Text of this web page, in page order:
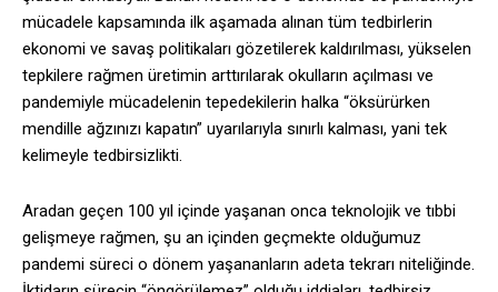
mücadele kapsamında ilk aşamada alınan tüm tedbirlerin
ekonomi ve savaş politikaları gözetilerek kaldırılması, yükselen
tepkilere rağmen üretimin arttırılarak okulların açılması ve
pandemiyle mücadelenin tepedekilerin halka “öksürürken
mendille ağzınızı kapatın” uyarılarıyla sınırlı kalması, yani tek
kelimeyle tedbirsizlikti.
Aradan geçen 100 yıl içinde yaşanan onca teknolojik ve tıbbi
gelişmeye rağmen, şu an içinden geçmekte olduğumuz
pandemi süreci o dönem yaşananların adeta tekrarı niteliğinde.